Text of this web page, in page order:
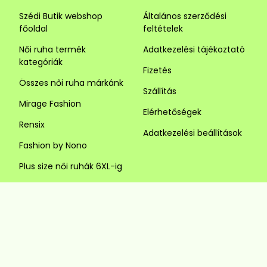
Szédi Butik webshop
főoldal
Női ruha termék
kategóriák
Összes női ruha márkánk
Mirage Fashion
Rensix
Fashion by Nono
Plus size női ruhák 6XL-ig
Általános szerződési
feltételek
Adatkezelési tájékoztató
Fizetés
Szállítás
Elérhetőségek
Adatkezelési beállítások